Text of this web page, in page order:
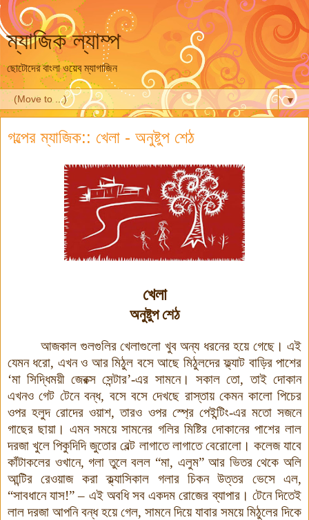
ম্যাজিক ল্যাম্প
ছোটোদের বাংলা ওয়েব ম্যাগাজিন
▼
গল্পের ম্যাজিক:: খেলা - অনুষ্টুপ শেঠ
খেলা
অনুষ্টুপ শেঠ
আজকাল গুলগুলির খেলাগুলো খুব অন্য ধরনের হয়ে গেছে। এই
যেমন ধরো, এখন ও আর মিঠুল বসে আছে মিঠুলদের ফ্ল্যাট বাড়ির পাশের
‘মা সিদ্ধিময়ী জেরক্স সেন্টার’-এর সামনে। সকাল তো, তাই দোকান
এখনও গেট টেনে বন্ধ, বসে বসে দেখছে রাস্তায় কেমন কালো পিচের
ওপর হলুদ রোদের ওয়াশ,তারও ওপর স্প্রে পেইন্টিং-এর মতো সজনে
গাছের ছায়া । এমন সময়ে সামনের গলির মিষ্টির দোকানের পাশের লাল
দরজা খুলে পিকুদিদি জুতোর বেল্ট লাগাতে লাগাতে বেরোলো। কলেজ যাবে
কাঁটাকলের ওখানে, গলা তুলে বলল “মা, এলুম”আর ভিতর থেকে অলি
আন্টির রেওয়াজ করা ক্ল্যাসিকাল গলার চিকন উত্তর ভেসে এল,
“সাবধানে যাস!” – এই অবধি সব একদম রোজের ব্যাপার। টেনে দিতেই
লাল দরজা আপনি বন্ধ হয়ে গেল, সামনে দিয়ে যাবার সময়ে মিঠুলের দিকে